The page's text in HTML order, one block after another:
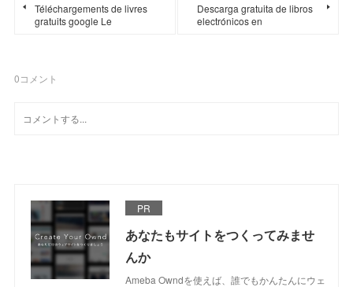
Téléchargements de livres
gratuits google Le
Descarga gratuita de libros
electrónicos en
0コメント
PR
あなたもサイトをつくってみませ
んか
Ameba Owndを使えば、誰でもかんたんにウェ